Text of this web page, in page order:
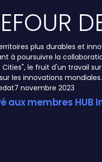
plus durables et
à poursuivre la
le fruit d'un travail
les innovations
7 novembre 2023
aux membres HUB